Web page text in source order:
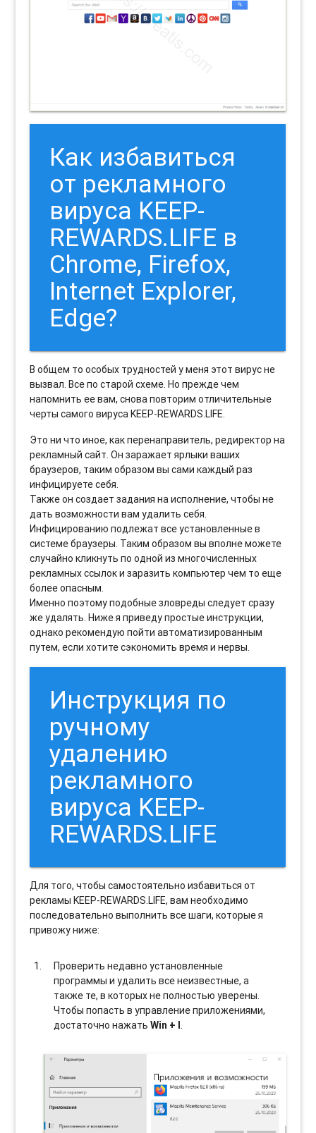
Как избавиться
от рекламного
вируса KEEP-
REWARDS.LIFE в
Chrome, Firefox,
Internet Explorer,
Edge?
В общем то особых трудностей у меня этот вирус не
вызвал. Все по старой схеме. Но прежде чем
напомнить ее вам, снова повторим отличительные
черты самого вируса KEEP-REWARDS.LIFE.
Это ни что иное, как перенаправитель, редиректор на
рекламный сайт. Он заражает ярлыки ваших
браузеров, таким образом вы сами каждый раз
инфицируете себя.
Также он создает задания на исполнение, чтобы не
дать возможности вам удалить себя.
Инфицированию подлежат все установленные в
системе браузеры. Таким образом вы вполне можете
случайно кликнуть по одной из многочисленных
рекламных ссылок и заразить компьютер чем то еще
более опасным.
Именно поэтому подобные зловреды следует сразу
же удалять. Ниже я приведу простые инструкции,
однако рекомендую пойти автоматизированным
путем, если хотите сэкономить время и нервы.
Инструкция по
ручному
удалению
рекламного
вируса KEEP-
REWARDS.LIFE
Для того, чтобы самостоятельно избавиться от
рекламы KEEP-REWARDS.LIFE, вам необходимо
последовательно выполнить все шаги, которые я
привожу ниже:
Проверить недавно установленные
программы и удалить все неизвестные, а
также те, в которых не полностью уверены.
Чтобы попасть в управление приложениями,
достаточно нажатьWin + I.